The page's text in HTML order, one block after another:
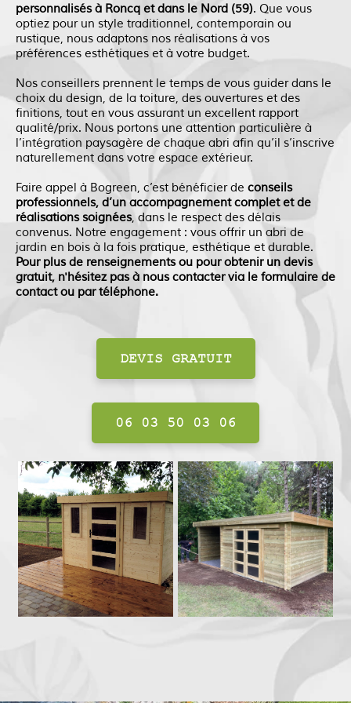
personnalisés à Roncq et dans le Nord (59). Que vous
optiez pour un style traditionnel, contemporain ou
rustique, nous adaptons nos réalisations à vos
préférences esthétiques et à votre budget.
Nos conseillers prennent le temps de vous guider dans le
choix du design, de la toiture, des ouvertures et des
finitions, tout en vous assurant un excellent rapport
qualité/prix. Nous portons une attention particulière à
l’intégration paysagère de chaque abri afin qu’il s’inscrive
naturellement dans votre espace extérieur.
Faire appel à Bogreen, c’est bénéficier de conseils
professionnels, d’un accompagnement complet et de
réalisations soignées, dans le respect des délais
convenus. Notre engagement : vous offrir un abri de
jardin en bois à la fois pratique, esthétique et durable.
Pour plus de renseignements ou pour obtenir un devis
gratuit, n'hésitez pas à nous contacter via le formulaire de
contact ou par téléphone.
DEVIS GRATUIT
06 03 50 03 06